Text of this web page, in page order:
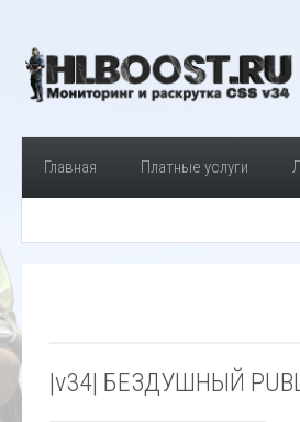
Главная Платные услуги
|v34| БЕЗДУШНЫЙ